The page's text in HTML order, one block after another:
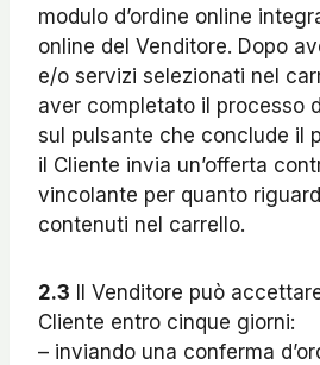
modulo d’ordine online
online del Venditore. Dopo
e/o servizi selezionati nel
aver completato il processo
sul pulsante che conclude il
il Cliente invia un’offerta
vincolante per quanto
contenuti nel carrello.
2.3 Il Venditore può
Cliente entro cinque giorni:
– inviando una conferma